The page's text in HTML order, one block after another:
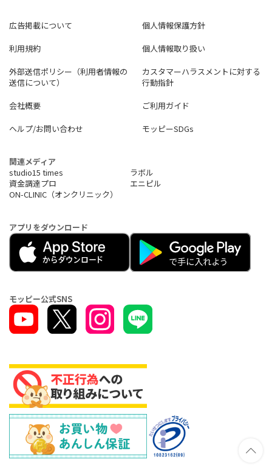
広告掲載について
個人情報保護方針
利用規約
個人情報取り扱い
外部送信ポリシー（利用者情報の
送信について）
カスタマーハラスメントに対する
行動指針
会社概要
ご利用ガイド
ヘルプ/お問い合わせ
モッピーSDGs
関連メディア
studio15 times
ラボル
資金調達プロ
エニピル
ON-CLINIC（オンクリニック）
アプリをダウンロード
モッピー公式SNS